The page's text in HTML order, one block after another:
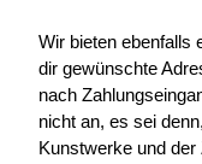
Wir bieten ebenfalls
dir gewünschte
nach
nicht an, es sei
Kunstwerke und